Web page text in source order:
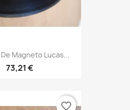
Magneto Lucas...
73,21 €
favorite_border